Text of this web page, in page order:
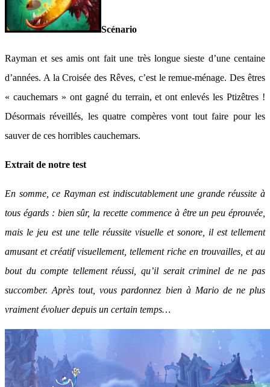
Scénario
Rayman et ses amis ont fait une très longue sieste d’une centaine
d’années. A la Croisée des Rêves, c’est le remue-ménage. Des êtres
« cauchemars » ont gagné du terrain, et ont enlevés les Ptizêtres !
Désormais réveillés, les quatre compères vont tout faire pour les
sauver de ces horribles cauchemars.
Extrait de notre test
En somme, ce Rayman est indiscutablement une grande réussite à
tous égards : bien sûr, la recette commence à être un peu éprouvée,
mais le jeu est une telle réussite visuelle et sonore, il est tellement
amusant et créatif visuellement, tellement riche en trouvailles, et au
bout du compte tellement réussi, qu’il serait criminel de ne pas
succomber. Après tout, vous pardonnez bien à Mario de ne plus
vraiment évoluer depuis un certain temps…